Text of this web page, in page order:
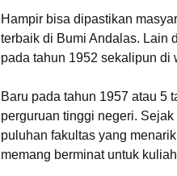
Hampir bisa dipastikan
terbaik di Bumi Andalas. Lain
pada tahun 1952 sekalipun di
Baru pada tahun 1957 atau 5
perguruan tinggi negeri.
puluhan fakultas yang
memang berminat untuk